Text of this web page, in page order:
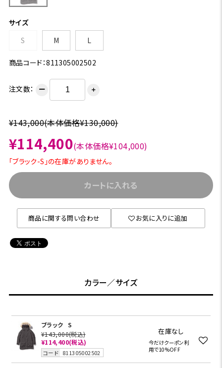
サイズ
S
M L
商品コード：811305002502
注文数： ー ＋
¥143,000(本体価格¥130,000)
¥114,400(本体価格¥104,000)
「ブラック-S」の在庫がありません。
カートに入れる
商品に関する問い合わせ お気に入りに追加
カラー／サイズ
ブラック
S
¥143,000(税込)
¥114,400(税込)
コード 811305002502
在庫なし
今だけクーポン利
用で10%OFF